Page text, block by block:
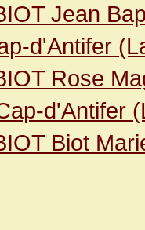
Jean
d'Antifer
Rose
d'Antifer
Biot